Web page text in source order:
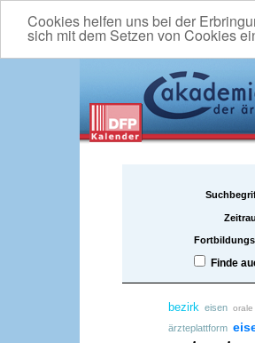
Cookies helfen uns bei der
sich mit dem Setzen von Cookies
Finde
bezirk eisen
ärzteplattform